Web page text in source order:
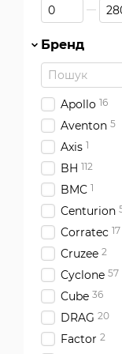
Від Ціна, грн
До Ціна, грн
Бренд
Apollo 16
Aventon 5
Axis 1
BH 112
BMC 1
Centurion
Corratec 17
Cruzee 2
Cyclone 57
Cube 36
DRAG 20
Factor 2